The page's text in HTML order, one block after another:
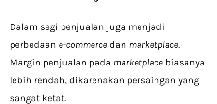
Dalam segi penjualan juga menjadi
perbedaan e-commerce dan marketplace.
Margin penjualan pada marketplace biasanya
lebih rendah, dikarenakan persaingan yang
sangat ketat.